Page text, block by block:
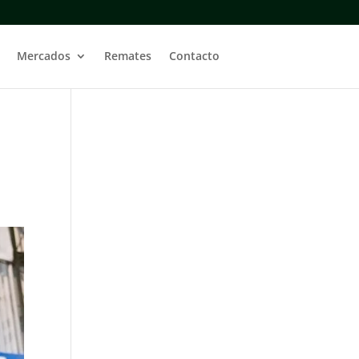
Mercados Remates Contacto